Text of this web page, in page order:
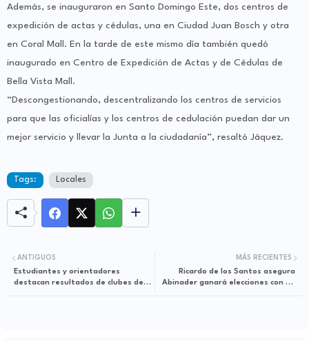
Además, se inauguraron en Santo Domingo Este, dos centros de
expedición de actas y cédulas, una en Ciudad Juan Bosch y otra
en Coral Mall. En la tarde de este mismo día también quedó
inaugurado en Centro de Expedición de Actas y de Cédulas de
Bella Vista Mall.
“Descongestionando, descentralizando los centros de servicios
para que las oficialías y los centros de cedulación puedan dar un
mejor servicio y llevar la Junta a la ciudadanía”, resaltó Jáquez.
Tags: Locales
MÁS RECIENTES
Ricardo de los Santos asegura
Abinader ganará elecciones con un
ANTIGUOS
Estudiantes y orientadores
destacan resultados de clubes de